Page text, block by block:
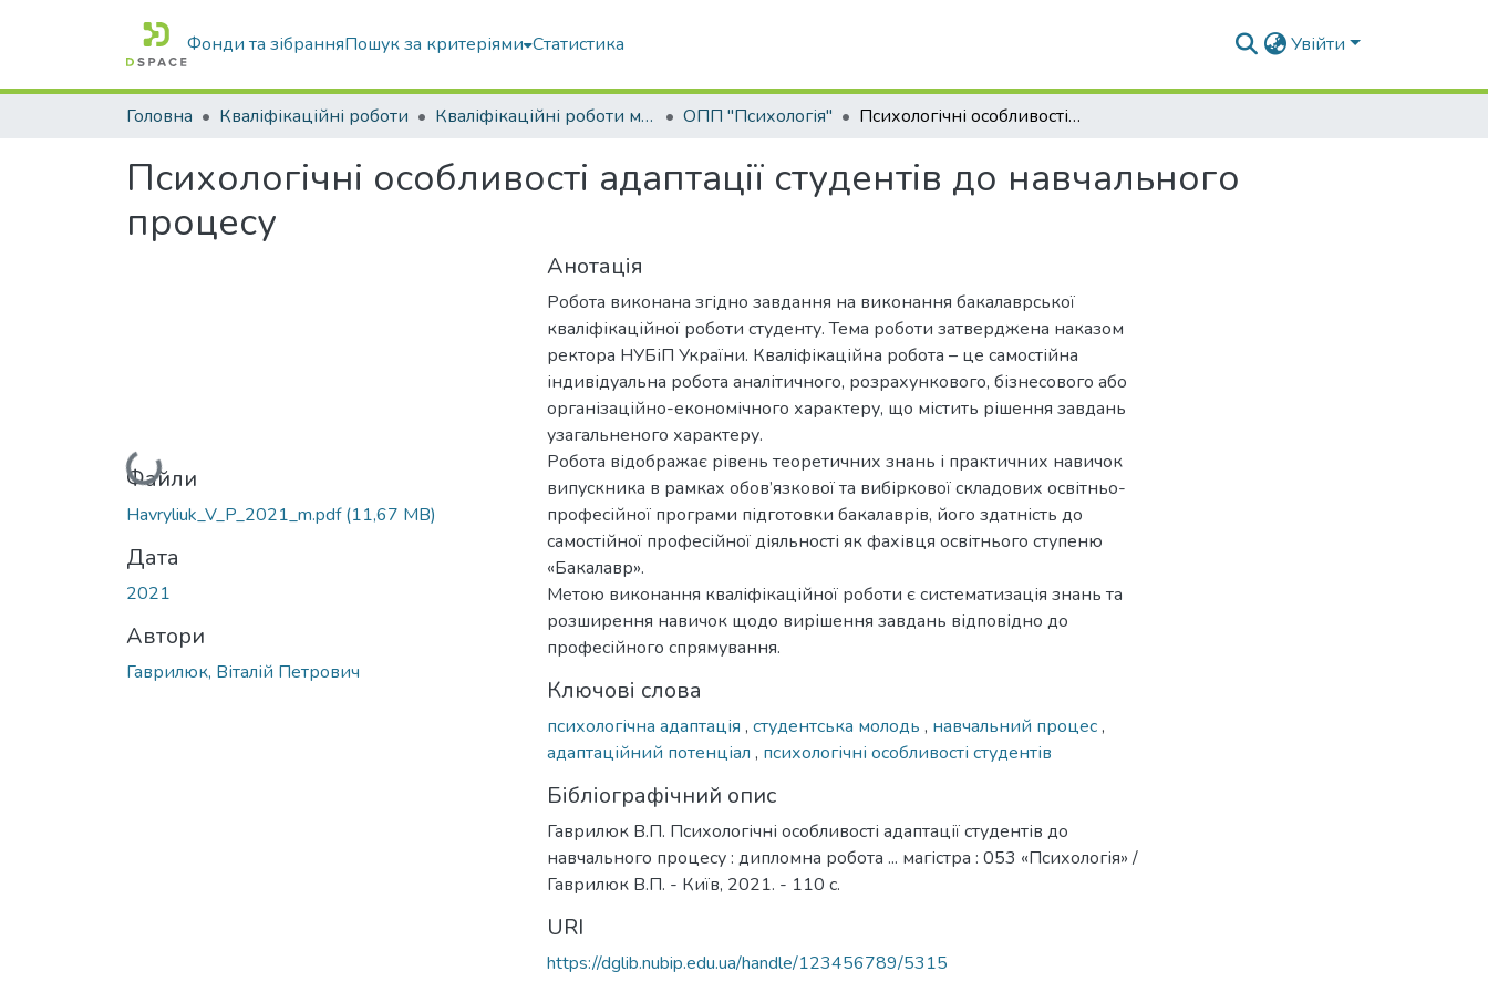
Фонди та зібранняПошук за критеріями Статистика Увійти
Головна Кваліфікаційні роботи Кваліфікаційні роботи магістрів ОПП "Психологія" Психологічні особливості адаптації студентів до навчального процесу
Психологічні особливості адаптації студентів до навчального
процесу
Вантажиться...
Файли
Havryliuk_V_P_2021_m.pdf(11,67 MB)
Дата
2021
Автори
Гаврилюк, Віталій Петрович
Анотація
Робота виконана згідно завдання на виконання бакалаврської
кваліфікаційної роботи студенту. Тема роботи затверджена наказом
ректора НУБіП України. Кваліфікаційна робота – це самостійна
індивідуальна робота аналітичного, розрахункового, бізнесового або
організаційно-економічного характеру, що містить рішення завдань
узагальненого характеру.
Робота відображає рівень теоретичних знань і практичних навичок
випускника в рамках обов’язкової та вибіркової складових освітньо-
професійної програми підготовки бакалаврів, його здатність до
самостійної професійної діяльності як фахівця освітнього ступеню
«Бакалавр».
Метою виконання кваліфікаційної роботи є систематизація знань та
розширення навичок щодо вирішення завдань відповідно до
професійного спрямування.
Ключові слова
психологічна адаптація , студентська молодь , навчальний процес,
адаптаційний потенціал , психологічні особливості студентів
Бібліографічний опис
Гаврилюк В.П. Психологічні особливості адаптації студентів до
навчального процесу : дипломна робота ... магістра : 053 «Психологія» /
Гаврилюк В.П. - Київ, 2021. - 110 с.
URI
https://dglib.nubip.edu.ua/handle/123456789/5315